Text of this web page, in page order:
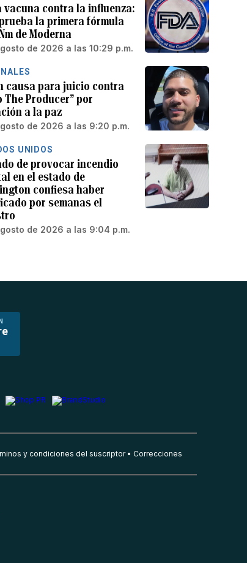
vacuna contra la influenza:
la primera fórmula
de Moderna
de 2026 a las 10:29 p.m.
causa para juicio contra
The Producer” por
a la paz
de 2026 a las 9:20 p.m.
UNIDOS
de provocar incendio
en el estado de
confiesa haber
por semanas el
de 2026 a las 9:04 p.m.
y condiciones del suscriptor Correcciones